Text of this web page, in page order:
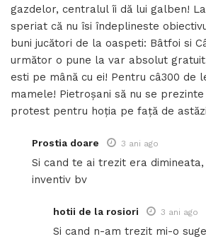
gazdelor, centralul îi dă lui galben!
speriat că nu îsi îndeplineste
buni jucători de la oaspeti: Bâtfoi si
următor o pune la var absolut
esti pe mână cu ei! Pentru câ300 de
mamele! Pietroșani să nu se
protest pentru hoția pe față de
Prostia doare 3 ani ago
Si cand te ai trezit era
inventiv bv
hotii de la rosiori 3 ani ago
Si cand n-am trezit mi-o